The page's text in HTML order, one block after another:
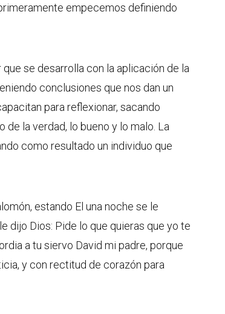
empecemos definiendo
se desarrolla con la aplicación de la
conclusiones que nos dan un
para reflexionar, sacando
la verdad, lo bueno y lo malo. La
como resultado un individuo que
estando El una noche se le
dijo Dios: Pide lo que quieras que yo te
a tu siervo David mi padre, porque
y con rectitud de corazón para